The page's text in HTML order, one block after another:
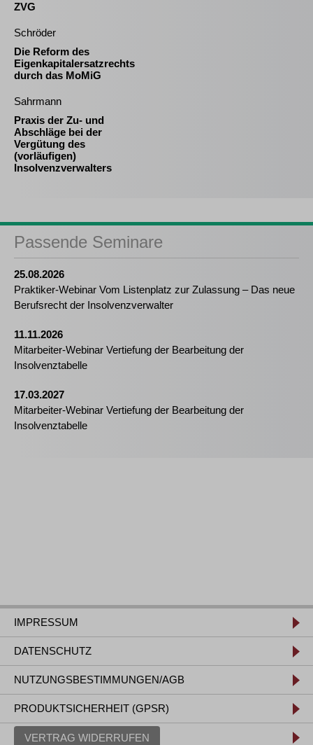
ZVG
Schröder
Die Reform des
Eigenkapitalersatzrechts
durch das MoMiG
Sahrmann
Praxis der Zu- und
Abschläge bei der
Vergütung des
(vorläufigen)
Insolvenzverwalters
Passende Seminare
25.08.2026
Praktiker-Webinar Vom Listenplatz zur Zulassung – Das neue
Berufsrecht der Insolvenzverwalter
11.11.2026
Mitarbeiter-Webinar Vertiefung der Bearbeitung der
Insolvenztabelle
17.03.2027
Mitarbeiter-Webinar Vertiefung der Bearbeitung der
Insolvenztabelle
IMPRESSUM
DATENSCHUTZ
NUTZUNGSBESTIMMUNGEN/AGB
PRODUKTSICHERHEIT (GPSR)
VERTRAG WIDERRUFEN